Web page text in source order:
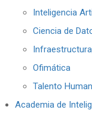
Inteligencia
Ciencia de
Ofimática
Talento
Academia de